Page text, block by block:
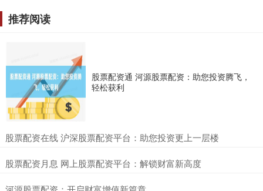
推荐阅读
股票配资通 河源股票配资：助您投资腾飞，
轻松获利
​股票配资在线 沪深股票配资平台：助您投资更上一层楼
​股票配资月息 网上股票配资平台：解锁财富新高度